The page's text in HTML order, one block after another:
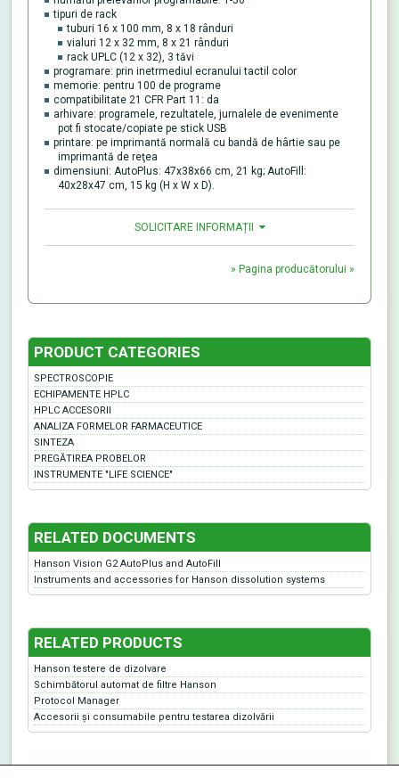
tipuri de rack
tuburi 16 x 100 mm, 8 x 18 rânduri
vialuri 12 x 32 mm, 8 x 21 rânduri
rack UPLC (12 x 32), 3 tăvi
programare: prin inetrmediul ecranului tactil color
memorie: pentru 100 de programe
compatibilitate 21 CFR Part 11: da
arhivare: programele, rezultatele, jurnalele de evenimente
pot fi stocate/copiate pe stick USB
printare: pe imprimantă normală cu bandă de hârtie sau pe
imprimantă de reţea
dimensiuni: AutoPlus: 47x38x66 cm, 21 kg; AutoFill:
40x28x47 cm, 15 kg (H x W x D).
SOLICITARE INFORMAȚII
» Pagina producătorului »
PRODUCT CATEGORIES
SPECTROSCOPIE
ECHIPAMENTE HPLC
HPLC ACCESORII
ANALIZA FORMELOR FARMACEUTICE
SINTEZA
PREGĂTIREA PROBELOR
INSTRUMENTE "LIFE SCIENCE"
RELATED DOCUMENTS
Hanson Vision G2 AutoPlus and AutoFill
Instruments and accessories for Hanson dissolution systems
RELATED PRODUCTS
Hanson testere de dizolvare
Schimbătorul automat de filtre Hanson
Protocol Manager
Accesorii şi consumabile pentru testarea dizolvării